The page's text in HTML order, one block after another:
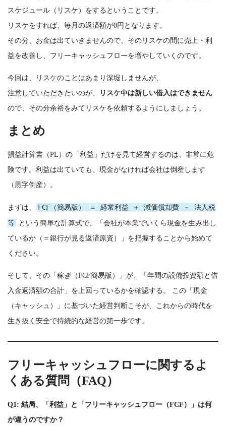
スケジュール（リスケ）をするということです。
リスケをすれば、毎月の返済額が0円となります。
その分、お金は出ていきませんので、そのリスケの間に売上・利
益を改善し、フリーキャッシュフローを増やしていくのです。
今回は、リスケのことはあまり深堀しませんが、
注意していただきたいのが、
リスケ中は新しい借入はできません
ので、その分余裕をみてリスケを依頼するようにしましょう。
まとめ
損益計算書（PL）の「利益」だけを見て経営するのは、非常に危
険です。利益は出ていても、現金がなければ会社は倒産します
（黒字倒産）。
まずは、
FCF（簡易版） ＝ 経常利益 ＋ 減価償却費 － 法人税
等
という簡単な計算式で、「会社が本業でいくら現金を生み出し
ているか（＝銀行が見る返済原資）」を把握することから始めて
ください。
そして、その「稼ぎ（FCF簡易版）」が、「年間の設備投資額と借
入金返済額の合計」を上回っているかを確認する。 この「現金
（キャッシュ）」に基づいた経営判断こそが、これからの時代を
生き抜く安全で持続的な経営の第一歩です。
フリーキャッシュフローに関するよ
くある質問（FAQ）
Q1: 結局、「利益」と「フリーキャッシュフロー（FCF）」は何
が違うのですか？